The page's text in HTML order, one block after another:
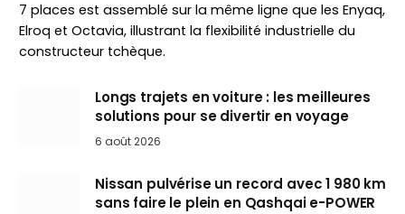
7 places est assemblé sur la même ligne que les Enyaq,
Elroq et Octavia, illustrant la flexibilité industrielle du
constructeur tchèque.
Longs trajets en voiture : les meilleures
solutions pour se divertir en voyage
6 août 2026
Nissan pulvérise un record avec 1 980 km
sans faire le plein en Qashqai e-POWER